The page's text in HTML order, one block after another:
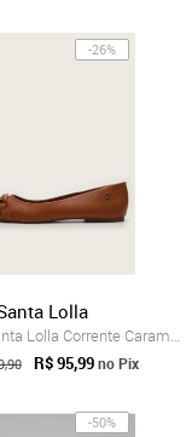
-26%
Lolla
Sapatilha Santa Lolla Corrente Caramelo
R$ 95,99 no Pix
-50%